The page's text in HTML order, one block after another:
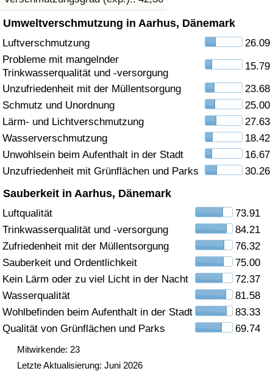
Umweltverschmutzung in Aarhus, Dänemark
Luftverschmutzung
26.09
Probleme mit mangelnder
Trinkwasserqualität und -versorgung
15.79
Unzufriedenheit mit der Müllentsorgung
23.68
Schmutz und Unordnung
25.00
Lärm- und Lichtverschmutzung
27.63
Wasserverschmutzung
18.42
Unwohlsein beim Aufenthalt in der Stadt
16.67
Unzufriedenheit mit Grünflächen und Parks
30.26
Sauberkeit in Aarhus, Dänemark
Luftqualität
73.91
Trinkwasserqualität und -versorgung
84.21
Zufriedenheit mit der Müllentsorgung
76.32
Sauberkeit und Ordentlichkeit
75.00
Kein Lärm oder zu viel Licht in der Nacht
72.37
Wasserqualität
81.58
Wohlbefinden beim Aufenthalt in der Stadt
83.33
Qualität von Grünflächen und Parks
69.74
Mitwirkende: 23
Letzte Aktualisierung: Juni 2026
Kriminalitäts-Index (aktuell)
Kriminalitäts-Index
Kriminalitätsindex nach Land
Gesundheitsversorgung
Gesundheitsversorgungs-Index (aktuell)
Gesundheitsversorgungs-Index nach Land
Umweltverschmutzung
Umweltverschmutzungs-Index (aktuell)
Verschmutzungsindex
Verkehr